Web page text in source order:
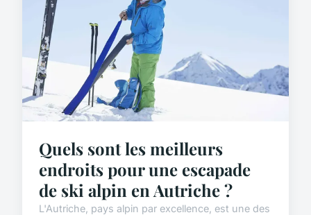
Quels sont les meilleurs
endroits pour une escapade
de ski alpin en Autriche ?
L'Autriche, pays alpin par excellence, est une des